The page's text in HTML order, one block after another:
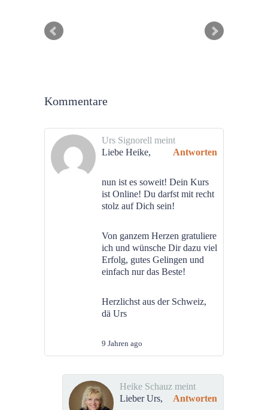
Kommentare
Urs Signorell meint
Antworten
Liebe Heike,
nun ist es soweit! Dein Kurs
ist Online! Du darfst mit recht
stolz auf Dich sein!
Von ganzem Herzen gratuliere
ich und wünsche Dir dazu viel
Erfolg, gutes Gelingen und
einfach nur das Beste!
Herzlichst aus der Schweiz,
dä Urs
9 Jahren ago
Heike Schauz meint
Antworten
Lieber Urs,